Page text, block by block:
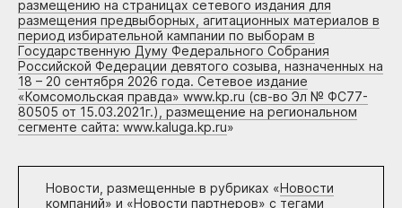
размещению на страницах сетевого издания для
размещения предвыборных, агитационных материалов в
период избирательной кампании по выборам в
Государственную Думу Федерального Собрания
Российской Федерации девятого созыва, назначенных на
18 – 20 сентября 2026 года. Сетевое издание
«Комсомольская правда» www.kp.ru (св-во Эл № ФС77-
80505 от 15.03.2021г.), размещение на региональном
сегменте сайта: www.kaluga.kp.ru»
Новости, размещенные в рубриках «Новости
компаний» и «Новости партнеров» с тегами